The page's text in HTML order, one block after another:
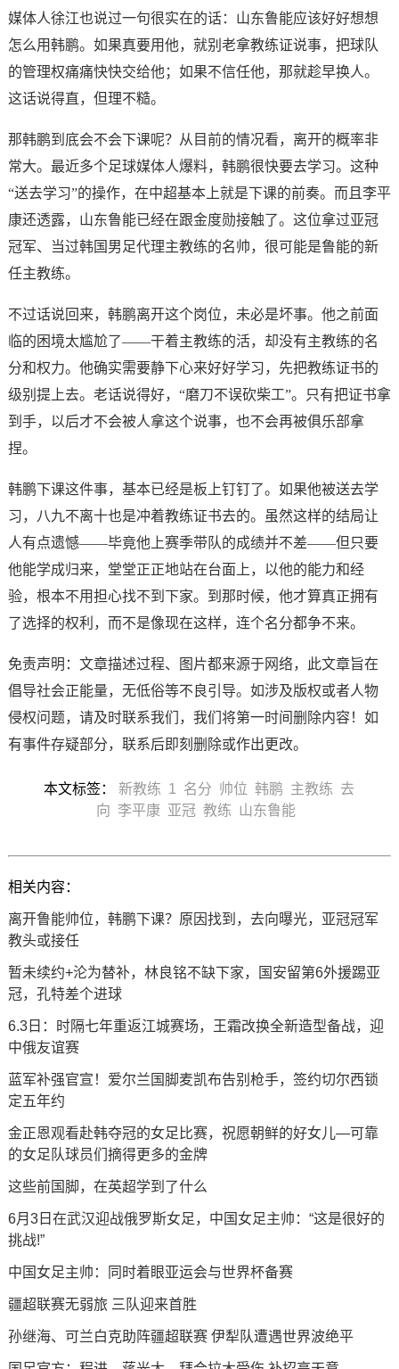
媒体人徐江也说过一句很实在的话：山东鲁能应该好好想想
怎么用韩鹏。如果真要用他，就别老拿教练证说事，把球队
的管理权痛痛快快交给他；如果不信任他，那就趁早换人。
这话说得直，但理不糙。
那韩鹏到底会不会下课呢？从目前的情况看，离开的概率非
常大。最近多个足球媒体人爆料，韩鹏很快要去学习。这种
“送去学习”的操作，在中超基本上就是下课的前奏。而且李平
康还透露，山东鲁能已经在跟金度勋接触了。这位拿过亚冠
冠军、当过韩国男足代理主教练的名帅，很可能是鲁能的新
任主教练。
不过话说回来，韩鹏离开这个岗位，未必是坏事。他之前面
临的困境太尴尬了——干着主教练的活，却没有主教练的名
分和权力。他确实需要静下心来好好学习，先把教练证书的
级别提上去。老话说得好，“磨刀不误砍柴工”。只有把证书拿
到手，以后才不会被人拿这个说事，也不会再被俱乐部拿
捏。
韩鹏下课这件事，基本已经是板上钉钉了。如果他被送去学
习，八九不离十也是冲着教练证书去的。虽然这样的结局让
人有点遗憾——毕竟他上赛季带队的成绩并不差——但只要
他能学成归来，堂堂正正地站在台面上，以他的能力和经
验，根本不用担心找不到下家。到那时候，他才算真正拥有
了选择的权利，而不是像现在这样，连个名分都争不来。
免责声明：文章描述过程、图片都来源于网络，此文章旨在
倡导社会正能量，无低俗等不良引导。如涉及版权或者人物
侵权问题，请及时联系我们，我们将第一时间删除内容！如
有事件存疑部分，联系后即刻删除或作出更改。
本文标签： 新教练 1 名分 帅位韩鹏 主教练 去
向 李平康 亚冠 教练 山东鲁能
相关内容：
离开鲁能帅位，韩鹏下课？原因找到，去向曝光，亚冠冠军
教头或接任
暂未续约+沦为替补，林良铭不缺下家，国安留第6外援踢亚
冠，孔特差个进球
6.3日：时隔七年重返江城赛场，王霜改换全新造型备战，迎
中俄友谊赛
蓝军补强官宣！爱尔兰国脚麦凯布告别枪手，签约切尔西锁
定五年约
金正恩观看赴韩夺冠的女足比赛，祝愿朝鲜的好女儿—可靠
的女足队球员们摘得更多的金牌
这些前国脚，在英超学到了什么
6月3日在武汉迎战俄罗斯女足，中国女足主帅：“这是很好的
挑战!”
中国女足主帅：同时着眼亚运会与世界杯备赛
疆超联赛无弱旅 三队迎来首胜
孙继海、可兰白克助阵疆超联赛 伊犁队遭遇世界波绝平